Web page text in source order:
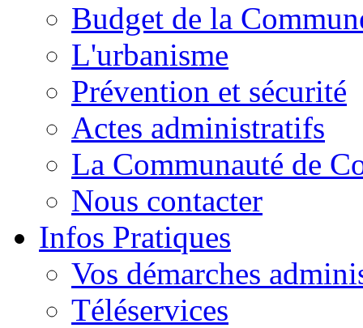
Budget de la
L'urbanisme
Prévention et sécurité
Actes administratifs
La Communauté de
Nous contacter
Infos Pratiques
Vos démarches
Téléservices